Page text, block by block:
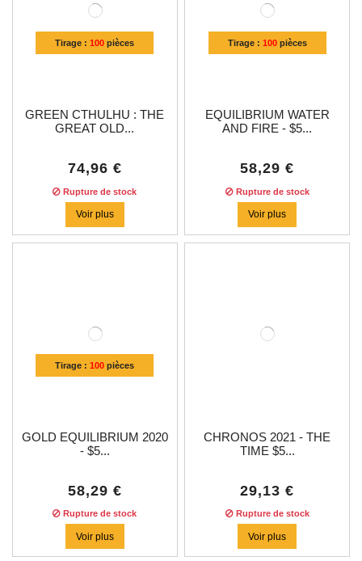
Tirage :100 pièces
GREEN CTHULHU : THE
GREAT OLD...
74,96 €
Rupture de stock
Voir plus
Tirage : 100pièces
EQUILIBRIUM WATER
AND FIRE - $5...
58,29 €
Rupture de stock
Voir plus
Tirage :100 pièces
GOLD EQUILIBRIUM 2020
- $5...
58,29 €
Rupture de stock
Voir plus
CHRONOS 2021 - THE
TIME $5...
29,13 €
Rupture de stock
Voir plus